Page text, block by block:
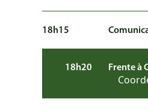
18h15
18h20 Frente à